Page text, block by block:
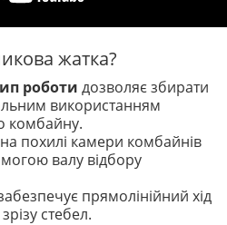
жатка?
роботи дозволяє збирати
використанням
комбайну.
похилі камери комбайнів
валу відбору
прямолінійний хід
стебел.